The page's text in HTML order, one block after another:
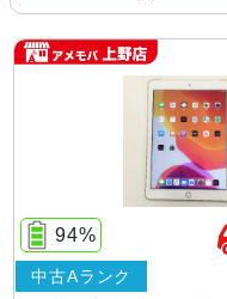
94%
中古Aランク